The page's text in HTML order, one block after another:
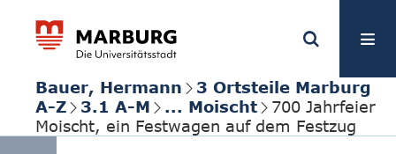
Bauer, Hermann
3 Ortsteile Marburg
A-Z
3.1 A-M ... Moischt
700 Jahrfeier
Moischt, ein Festwagen auf dem Festzug